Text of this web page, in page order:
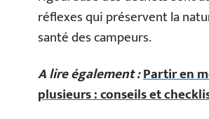
réflexes qui préservent la
santé des campeurs.
A lire également :Partir en
plusieurs : conseils et